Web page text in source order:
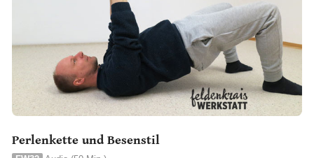
Perlenkette und Besenstil